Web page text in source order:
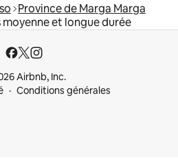
Province de Marga Marga
et longue durée
Airbnb, Inc.
Conditions générales